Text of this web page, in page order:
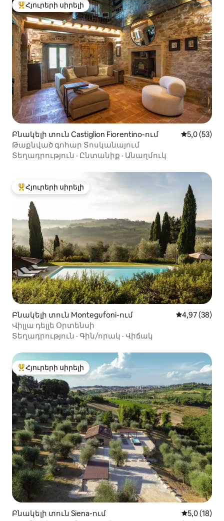
Հյուրերի սիրելի լավագույն տները
Հյուրերի սիրելի
Բնակելի տուն Castiglion Fiorentino-ում Միջին
5,0 (53)
Թաքնված գոհար Տոսկանայում
Տեղադրություն · Ընտանիք · Անաղմուկ
Հյուրերի սիրելի լավագույն տները
Հյուրերի սիրելի
Բնակելի տուն Montegufoni-ում Միջին
4,97 (38)
Վիլլա դելլե Օրտենսի
Տեղադրություն · Գին/որակ · Վիճակ
Հյուրերի սիրելի լավագույն տները
Հյուրերի սիրելի
Բնակելի տուն Siena-ում Միջին
5,0 (18)